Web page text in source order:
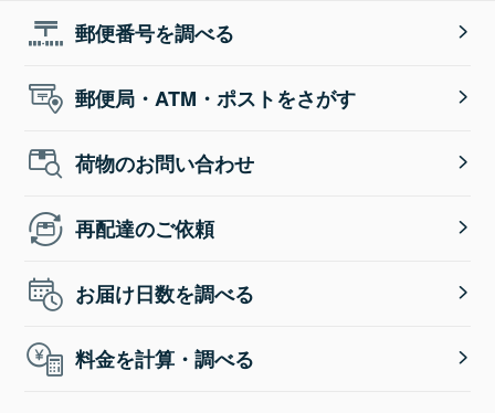
郵便番号を調べる
郵便局・ATM・ポストをさがす
荷物のお問い合わせ
再配達のご依頼
お届け日数を調べる
料金を計算・調べる